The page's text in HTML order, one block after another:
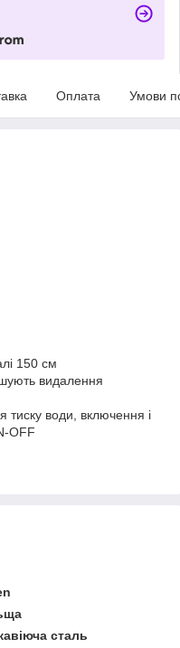
Оплата Умови
150 см
видалення
тиску води, включення і
OFF
сталь